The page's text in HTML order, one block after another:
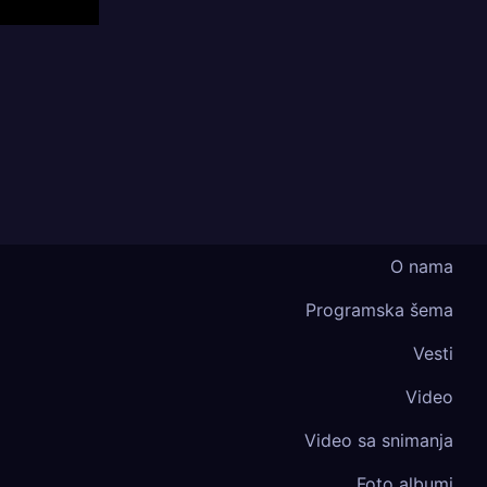
O nama
Programska šema
Vesti
Video
Video sa snimanja